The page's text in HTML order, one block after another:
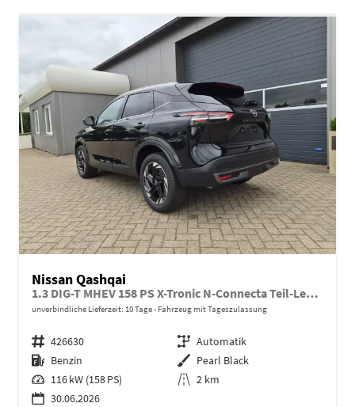
Nissan Qashqai
1.3 DIG-T MHEV 158 PS X-Tronic N-Connecta Teil-Leder PanoGlasdach Klimaautomatik Sitzheizung Lenkradheizung Navi ACC PDC v+h 360°Kamera DAB Bluetooth Touchscreen Apple CarPlay Android Auto 18"LM
unverbindliche Lieferzeit: 10 Tage Fahrzeug mit Tageszulassung
Fahrzeugnr. 426630 Getriebe Automatik
Kraftstoff Benzin Außenfarbe Pearl Black
Leistung 116 kW (158 PS) Kilometerstand 2 km
30.06.2026